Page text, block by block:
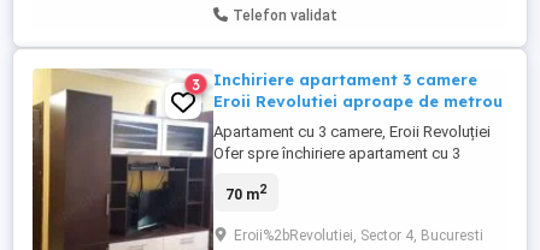
spatioasa mobilata ...
Telefon validat
3
Inchiriere apartament 3 camere
Eroii Revolutiei aproape de metrou
Apartament cu 3 camere, Eroii Revoluției
Ofer spre închiriere apartament cu 3
bloc din zona Eroii Revoluției.
pe jos de stația de metrou Eroii Revoluției
70 m2
Eroii%2bRevolutiei, Sector 4, Bucuresti